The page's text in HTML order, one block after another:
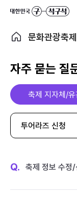
문화관광축제
자주 묻는 질
축제 지자체/유
투어라즈 신청
Q. 축제 정보 수정